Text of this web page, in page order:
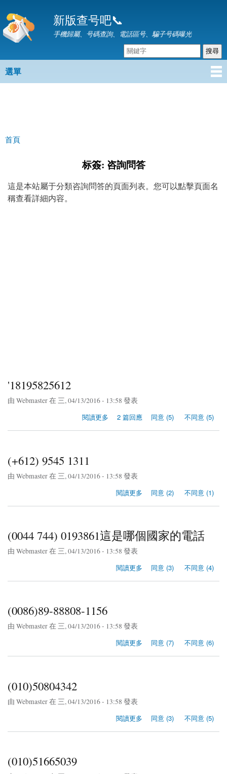
至
主
容
新版查号吧📞
手機歸屬、号碼查詢、電話區号、騙子号碼曝光
主選單
選單
您在這裡
首頁
标簽: 咨詢問答
這是本站屬于分類咨詢問答的頁面列表。您可以點擊頁面名
稱查看詳細内容。
'18195825612
由 Webmaster在 三, 04/13/2016 - 13:58 發表
閱讀更多 2 篇回應 同意 (5) 不同意 (5)
(+612) 9545 1311
由 Webmaster在 三, 04/13/2016 - 13:58 發表
閱讀更多 同意 (2) 不同意 (1)
(0044 744) 0193861這是哪個國家的電話
由 Webmaster在 三, 04/13/2016 - 13:58 發表
閱讀更多
關於(0044 744) 0193861這是哪個國家的電話 同意 (3) 不同意 (4)
(0086)89-88808-1156
由 Webmaster在 三, 04/13/2016 - 13:58 發表
閱讀更多 同意 (7) 不同意 (6)
(010)50804342
由 Webmaster在 三, 04/13/2016 - 13:58 發表
閱讀更多 同意 (3) 不同意 (5)
(010)51665039